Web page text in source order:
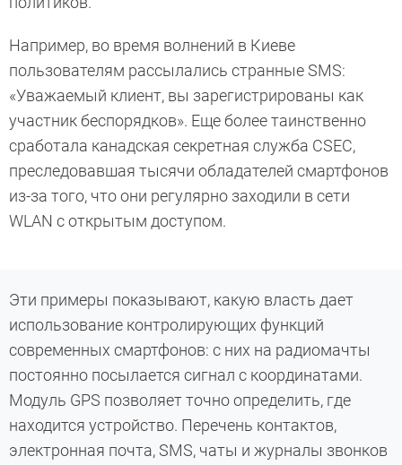
Например, во время волнений в Киеве
пользователям рассылались странные SMS:
«Уважаемый клиент, вы зарегистрированы как
участник беспорядков». Еще более таинственно
сработала канадская секретная служба CSEC,
преследовавшая тысячи обладателей смартфонов
из-за того, что они регулярно заходили в сети
WLAN с открытым доступом.
Эти примеры показывают, какую власть дает
использование контролирующих функций
современных смартфонов: с них на радиомачты
постоянно посылается сигнал с координатами.
Модуль GPS позволяет точно определить, где
находится устройство. Перечень контактов,
электронная почта, SMS, чаты и журналы звонков